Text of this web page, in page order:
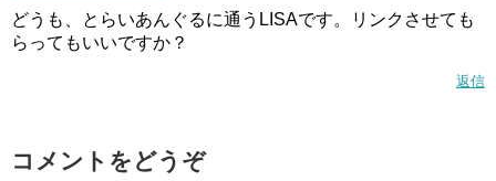
どうも、とらいあんぐるに通うLISAです。リンクさせても
らってもいいですか？
返信
コメントをどうぞ